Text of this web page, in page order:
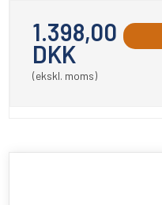
1.398,00
DKK
(ekskl. moms)